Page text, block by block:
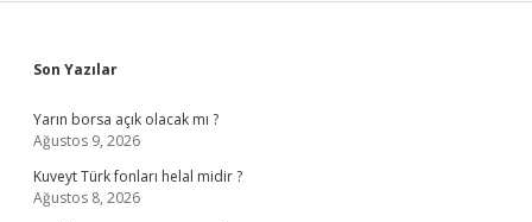
Sidebar
Son Yazılar
Yarın borsa açık olacak mı ?
Ağustos 9, 2026
Kuveyt Türk fonları helal midir ?
Ağustos 8, 2026